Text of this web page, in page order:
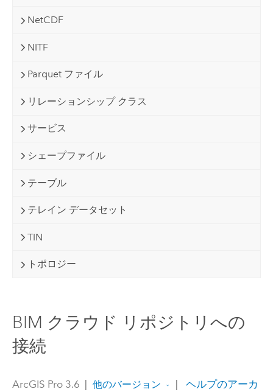
NetCDF
NITF
Parquet ファイル
リレーションシップ クラス
サービス
シェープファイル
テーブル
テレイン データセット
TIN
トポロジー
BIM クラウド リポジトリへの
接続
ArcGIS Pro 3.6 他のバージョン
ヘルプのアーカ